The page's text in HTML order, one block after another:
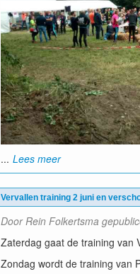
... Lees meer
Vervallen training 2 juni en
Door Rein Folkertsma
Zaterdag gaat de training van
Zondag wordt de training van